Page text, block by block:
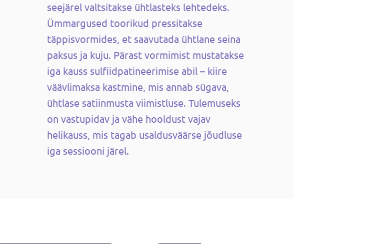
seejärel valtsitakse ühtlasteks lehtedeks.
Ümmargused toorikud pressitakse
täppisvormides, et saavutada ühtlane seina
paksus ja kuju. Pärast vormimist mustatakse
iga kauss sulfiidpatineerimise abil – kiire
väävlimaksa kastmine, mis annab sügava,
ühtlase satiinmusta viimistluse. Tulemuseks
on vastupidav ja vähe hooldust vajav
helikauss, mis tagab usaldusväärse jõudluse
iga sessiooni järel.